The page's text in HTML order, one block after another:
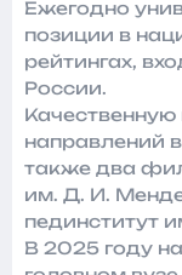
Ежегодно
позиции в
рейтингах,
России.
Качественную
направлений
также два
им. Д. И.
пединститут
В 2025 году